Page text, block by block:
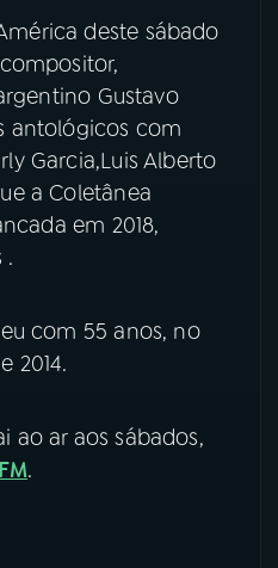
Facebook
deste sábado
Gustavo
antológicos com
Garcia,Luis Alberto
a Coletânea
em 2018,
.
com 55 anos, no
2014.
ao ar aos sábados,
.